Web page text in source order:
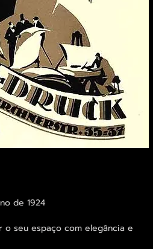
de 1924
o seu espaço com elegância e